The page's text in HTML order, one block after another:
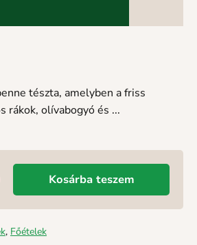
tészta, amelyben a friss
rákok, olívabogyó és ...
Kosárba teszem
, Főételek